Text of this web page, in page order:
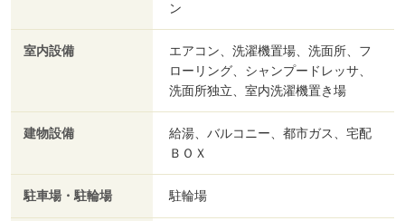
ン
室内設備
エアコン、洗濯機置場、洗面所、フ
ローリング、シャンプードレッサ、
洗面所独立、室内洗濯機置き場
建物設備
給湯、バルコニー、都市ガス、宅配
ＢＯＸ
駐車場・駐輪場 駐輪場